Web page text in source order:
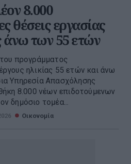
8.000
θέσεις εργασίας
άνω των 55 ετών
προγράμματος
ηλικίας 55 ετών και άνω
Υπηρεσία Απασχόλησης
8.000 νέων επιδοτούμενων
δημόσιο τομέα...
Οικονομία